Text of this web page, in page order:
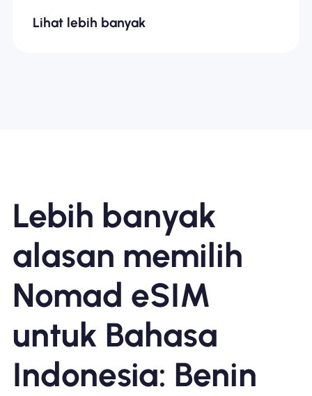
Lihat lebih banyak
Lebih banyak
alasan memilih
Nomad eSIM
untuk Bahasa
Indonesia: Benin